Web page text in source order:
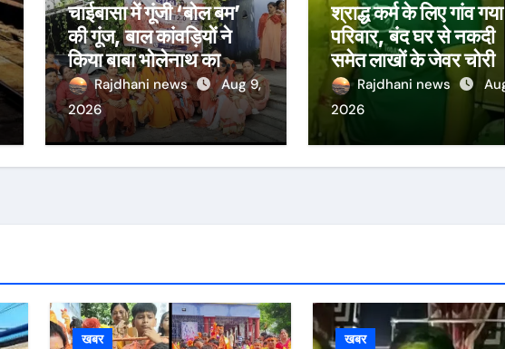
चाईबासा में गूंजी ‘बोल बम’
की गूंज, बाल कांवड़ियों ने
किया बाबा भोलेनाथ का
जलाभिषेक
Rajdhani news
Aug 9,
2026
श्राद्ध कर्म के लिए गांव
परिवार, बंद घर से नकदी
समेत लाखों के जेवर चोरी
Rajdhani news
2026
खबर खबर